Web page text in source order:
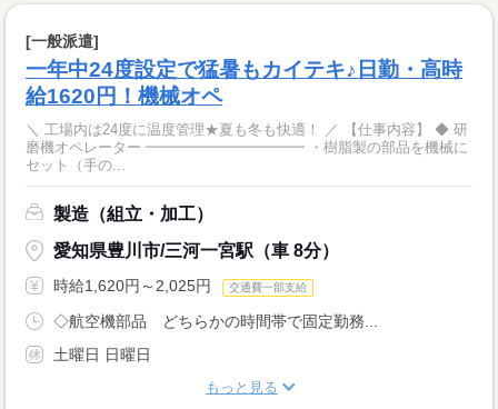
[一般派遣]
一年中24度設定で猛暑もカイテキ♪日勤・高時
給1620円！機械オペ
＼ 工場内は24度に温度管理★夏も冬も快適！ ／ 【仕事内容】 ◆ 研
磨機オペレーター ━━━━━━━━━━━ ・樹脂製の部品を機械に
セット（手の...
製造（組立・加工）
愛知県豊川市/三河一宮駅（車 8分）
時給1,620円～2,025円 交通費一部支給
◇航空機部品 どちらかの時間帯で固定勤務...
土曜日 日曜日
もっと見る